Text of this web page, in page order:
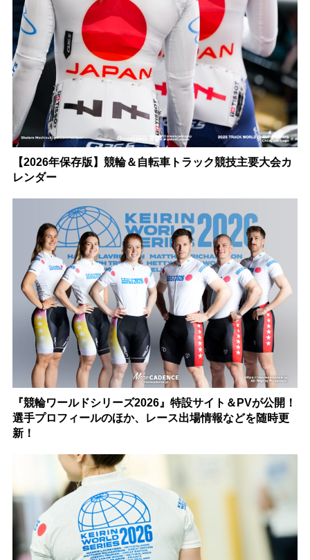
【2026年保存版】競輪＆自転車トラック競技主要大会カ
レンダー
『競輪ワールドシリーズ2026』特設サイト＆PVが公開！
選手プロフィールのほか、レース出場情報などを随時更
新！